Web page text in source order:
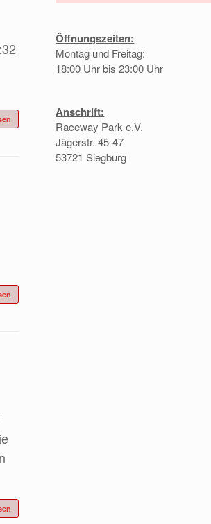
Öffnungszeiten:
Montag und Freitag:
18:00 Uhr bis 23:00 Uhr
Anschrift:
Raceway Park e.V.
Jägerstr. 45-47
53721 Siegburg